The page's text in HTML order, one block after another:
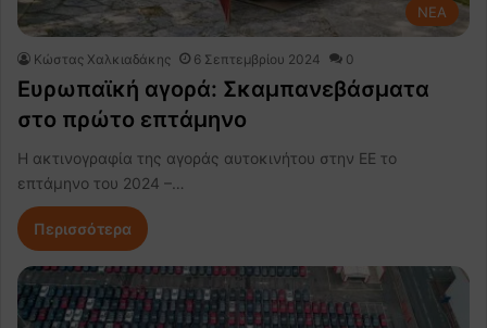
NEA
Κώστας Χαλκιαδάκης 6 Σεπτεμβρίου 2024 0
Ευρωπαϊκή αγορά: Σκαμπανεβάσματα
στο πρώτο επτάμηνο
Η ακτινογραφία της αγοράς αυτοκινήτου στην ΕΕ το
επτάμηνο του 2024 –…
Περισσότερα